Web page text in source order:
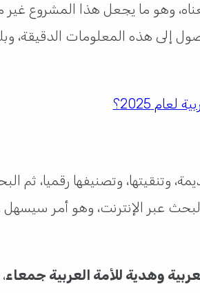
وهو ما يجعل هذا المشروع غير
إلى هذه المعلومات الدقيقة،
2025؟
وتنقيتها، وتصنيفها رقميا، ثم
عبر الإنترنت، وهو أمر سيسهل
وهدية للأمة العربية جمعاء